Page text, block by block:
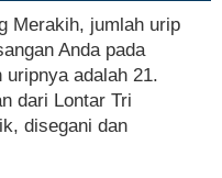
Merakih, jumlah urip
Anda pada
uripnya adalah 21.
dari Lontar Tri
disegani dan